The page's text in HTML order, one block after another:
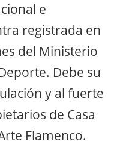
e
registrada en
del Ministerio
Debe su
y al fuerte
de Casa
Flamenco.